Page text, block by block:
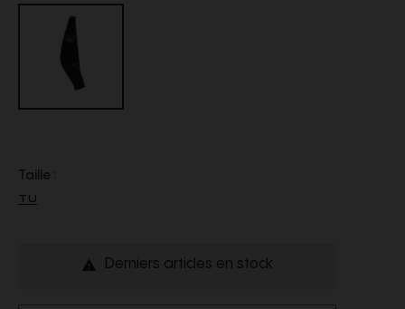
Taille :
TU
 Derniers articles en stock